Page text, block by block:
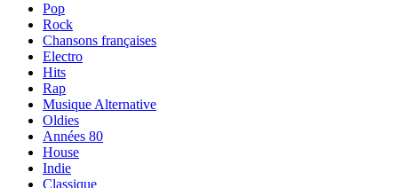
Pop
Rock
Chansons françaises
Electro
Hits
Rap
Musique Alternative
Oldies
Années 80
House
Indie
Classique